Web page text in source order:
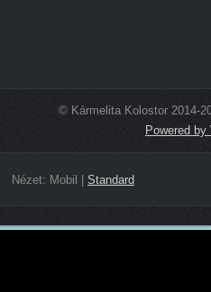
© Kármelita Kolostor 2014-
Powered by
Nézet: Mobil Standard